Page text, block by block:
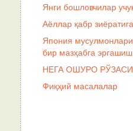
Янги бошловчилар
Аёллар қабр
Япония
бир мазҳабга
НЕГА ОШУРО
Фиқҳий масалалар